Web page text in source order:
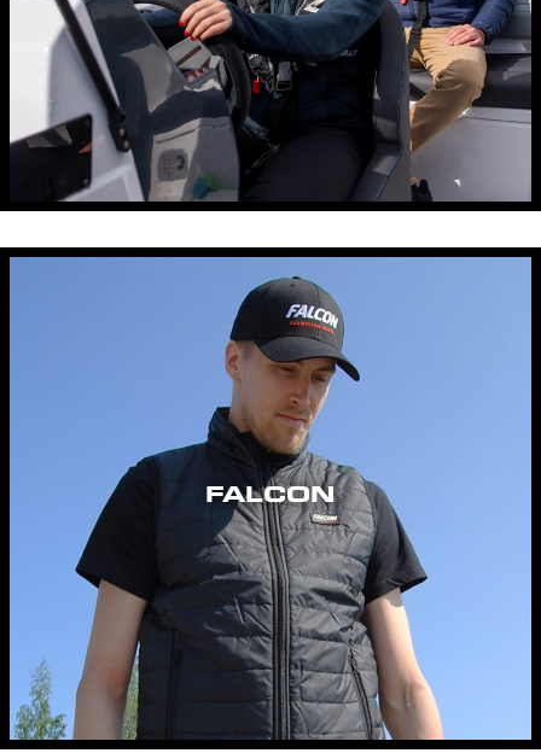
FALCON